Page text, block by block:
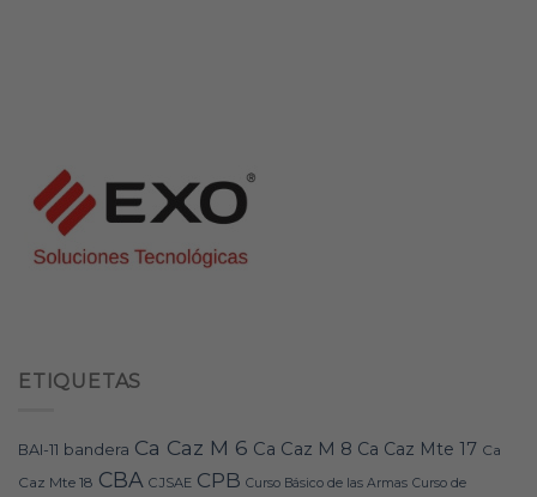
ETIQUETAS
BAI-11 bandera Ca Caz M 6 Ca Caz M 8 Ca Caz Mte 17 Ca
Caz Mte 18 CBA CJSAE CPB Curso Básico de las Armas Curso de